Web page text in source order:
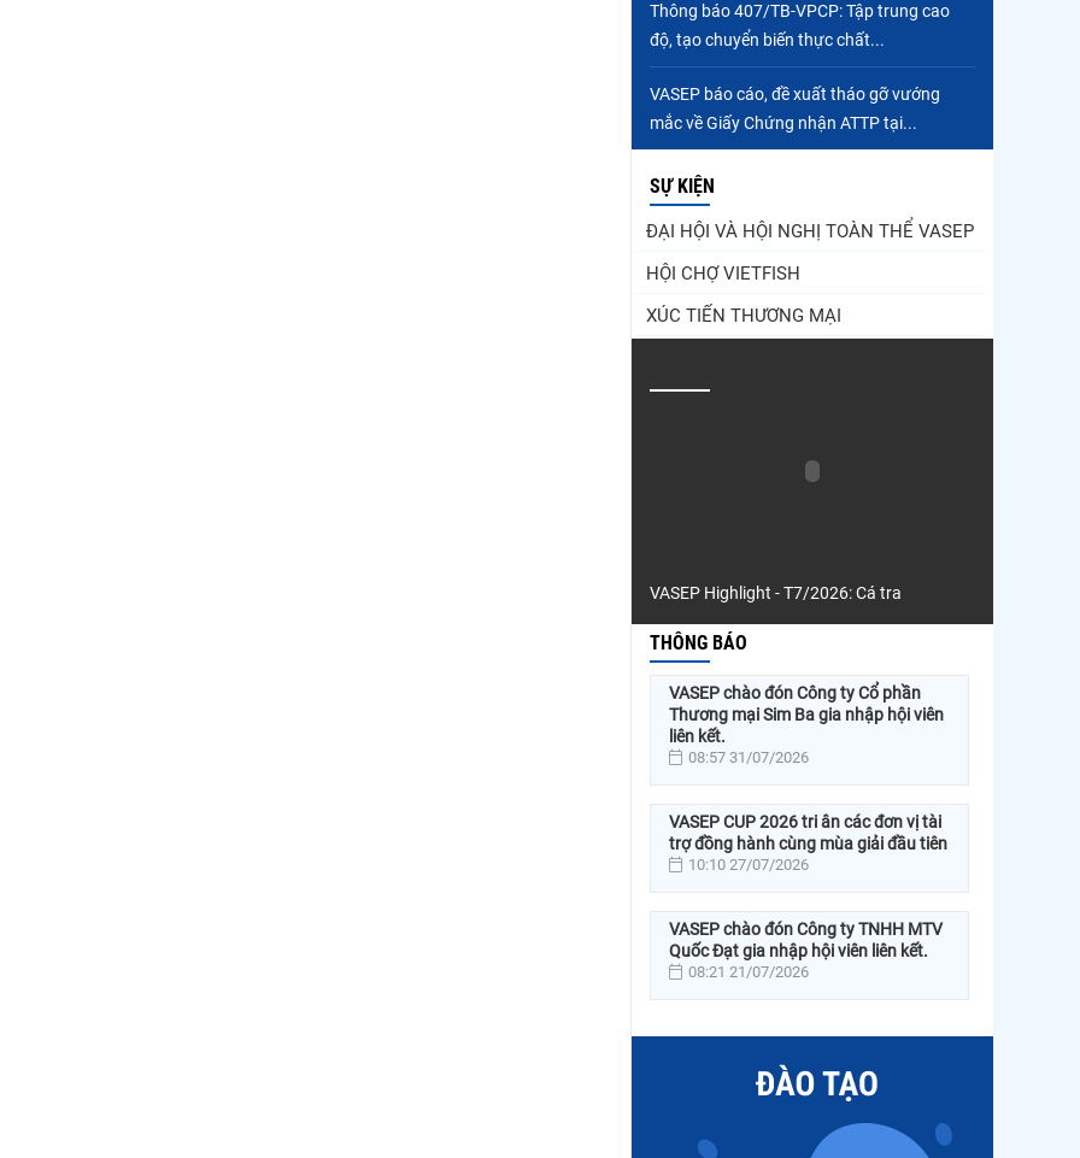
Thông báo 407/TB-VPCP: Tập trung cao
độ, tạo chuyển biến thực chất...
VASEP báo cáo, đề xuất tháo gỡ vướng
mắc về Giấy Chứng nhận ATTP tại...
SỰ KIỆN
ĐẠI HỘI VÀ HỘI NGHỊ TOÀN THỂ VASEP
HỘI CHỢ VIETFISH
XÚC TIẾN THƯƠNG MẠI
VASEP Highlight - T7/2026: Cá tra
THÔNG BÁO
VASEP chào đón Công ty Cổ phần
Thương mại Sim Ba gia nhập hội viên
liên kết.
08:57 31/07/2026
VASEP CUP 2026 tri ân các đơn vị tài
trợ đồng hành cùng mùa giải đầu tiên
10:10 27/07/2026
VASEP chào đón Công ty TNHH MTV
Quốc Đạt gia nhập hội viên liên kết.
08:21 21/07/2026